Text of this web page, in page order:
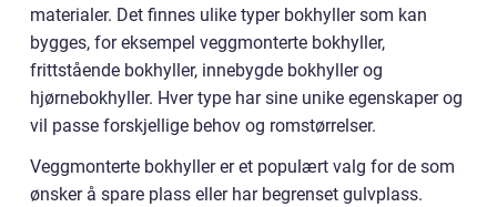
materialer. Det finnes ulike typer bokhyller som kan
bygges, for eksempel veggmonterte bokhyller,
frittstående bokhyller, innebygde bokhyller og
hjørnebokhyller. Hver type har sine unike egenskaper og
vil passe forskjellige behov og romstørrelser.
Veggmonterte bokhyller er et populært valg for de som
ønsker å spare plass eller har begrenset gulvplass.